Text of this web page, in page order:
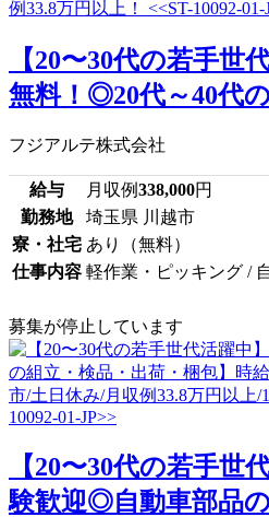
【20〜30代の若手世
無料！◎20代～40代
フジアルテ株式会社
給与 月収例338,000円
勤務地
埼玉県 川越市
寮・社宅 あり（無料）
仕事内容 軽作業・ピッキング /
募集が停止しています
【20〜30代の若手世
験歓迎◎自動車部品